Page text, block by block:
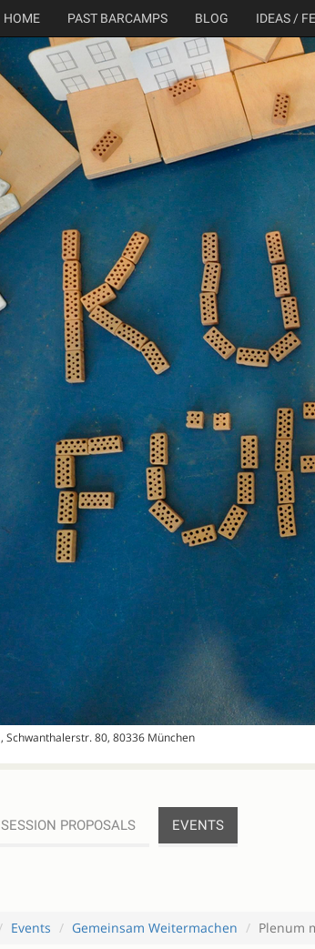
HOME PAST BARCAMPS BLOG IDEAS /
, Schwanthalerstr. 80, 80336 München
SESSION PROPOSALS EVENTS
Events Gemeinsam Weitermachen Plenum